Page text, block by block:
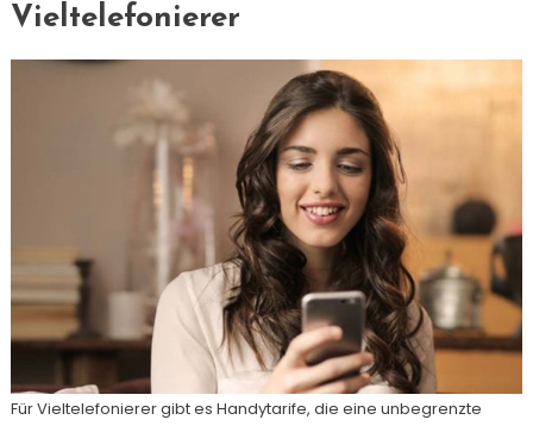
Vieltelefonierer
Für Vieltelefonierer gibt es Handytarife, die eine unbegrenzte